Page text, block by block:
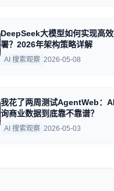
DeepSeek大模型如何实现高
署？2026年架构策略详解
AI 搜索观察 2026-05-08
我花了两周测试AgentWeb：
询商业数据到底靠不靠谱？
AI 搜索观察 2026-05-03